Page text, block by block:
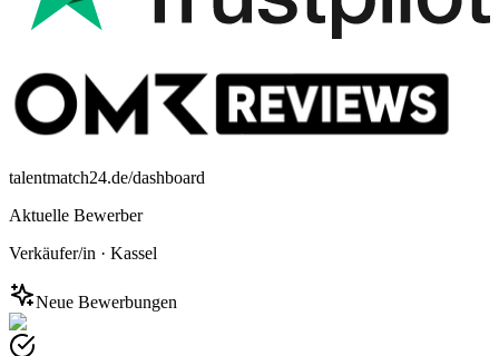
talentmatch24.de/dashboard
Aktuelle Bewerber
Verkäufer/in · Kassel
Neue Bewerbungen